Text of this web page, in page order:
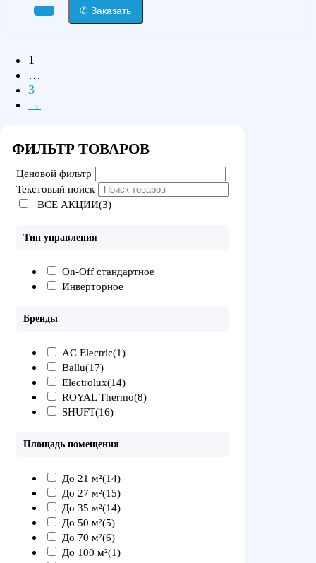
✆ Заказать
1
…
3
→
ФИЛЬТР ТОВАРОВ
Ценовой фильтр
Текстовый поиск
ВСЕ АКЦИИ(3)
Тип управления
On-Off стандартное
Инверторное
Бренды
AC Electric(1)
Ballu(17)
Electrolux(14)
ROYAL Thermo(8)
SHUFT(16)
Площадь помещения
До 21 м²(14)
До 27 м²(15)
До 35 м²(14)
До 50 м²(5)
До 70 м²(6)
До 100 м²(1)